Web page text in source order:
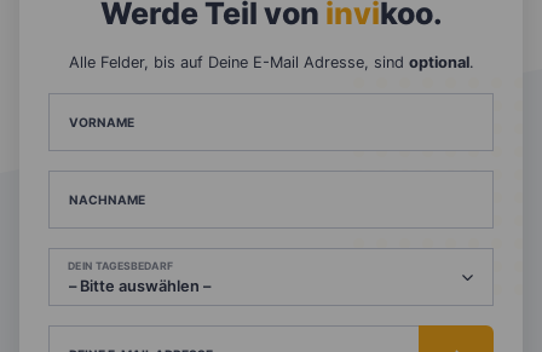
Werde Teil von invikoo.
Alle Felder, bis auf Deine E-Mail Adresse, sind optional.
VORNAME
NACHNAME
DEIN TAGESBEDARF